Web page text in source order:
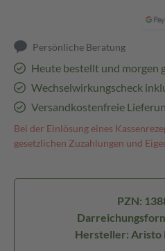
Persönliche Beratung
Heute bestellt und morgen
Wechselwirkungscheck
Versandkostenfreie
Bei der Einlösung eines
gesetzlichen Zuzahlungen und
PZN:
Hersteller: Aristo